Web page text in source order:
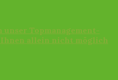
unser Topmanagement-
Ihnen allein nicht möglich